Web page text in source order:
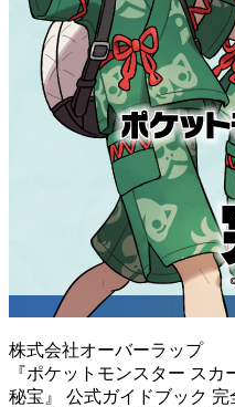
株式会社オーバーラップ
『ポケットモンスター ス
秘宝』 公式ガイドブック